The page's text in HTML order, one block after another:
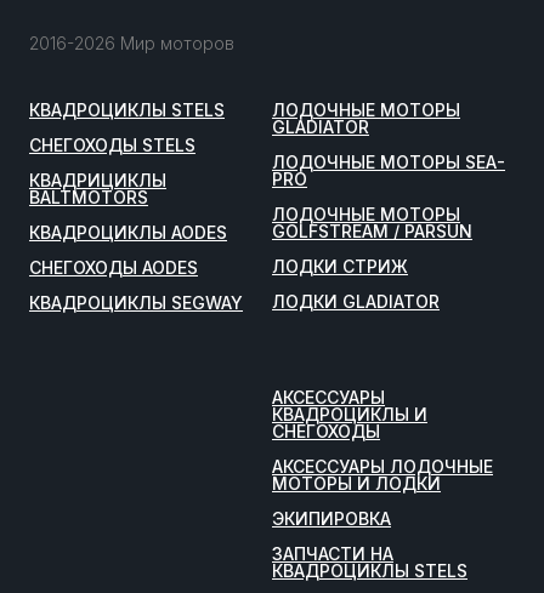
2016-2026 Мир моторов
КВАДРОЦИКЛЫ STELS
СНЕГОХОДЫ STELS
КВАДРИЦИКЛЫ
BALTMOTORS
КВАДРОЦИКЛЫ AODES
СНЕГОХОДЫ AODES
КВАДРОЦИКЛЫ SEGWAY
ЛОДОЧНЫЕ МОТОРЫ
GLADIATOR
ЛОДОЧНЫЕ МОТОРЫ SEA-
PRO
ЛОДОЧНЫЕ МОТОРЫ
GOLFSTREAM / PARSUN
ЛОДКИ СТРИЖ
ЛОДКИ GLADIATOR
АКСЕССУАРЫ
КВАДРОЦИКЛЫ И
СНЕГОХОДЫ
АКСЕССУАРЫ ЛОДОЧНЫЕ
МОТОРЫ И ЛОДКИ
ЭКИПИРОВКА
ЗАПЧАСТИ НА
КВАДРОЦИКЛЫ STELS